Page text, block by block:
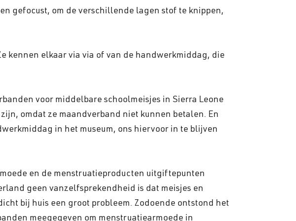
gefocust, om de verschillende lagen stof te knippen,
kennen elkaar via via of van de handwerkmiddag, die
voor middelbare schoolmeisjes in Sierra Leone
omdat ze maandverband niet kunnen betalen. En
in het museum, ons hiervoor in te blijven
en de menstruatieproducten uitgiftepunten
geen vanzelfsprekendheid is dat meisjes en
bij huis een groot probleem. Zodoende ontstond het
meegegeven om menstruatiearmoede in